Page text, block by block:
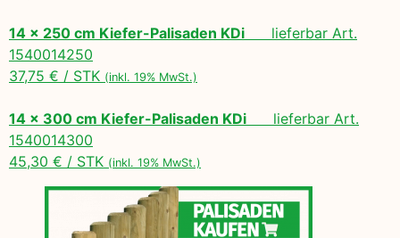
14 x 250 cm Kiefer-Palisaden KDi lieferbar Art.
1540014250
37,75 € / STK (inkl. 19% MwSt.)
14 x 300 cm Kiefer-Palisaden KDi lieferbar Art.
1540014300
45,30 € / STK (inkl. 19% MwSt.)